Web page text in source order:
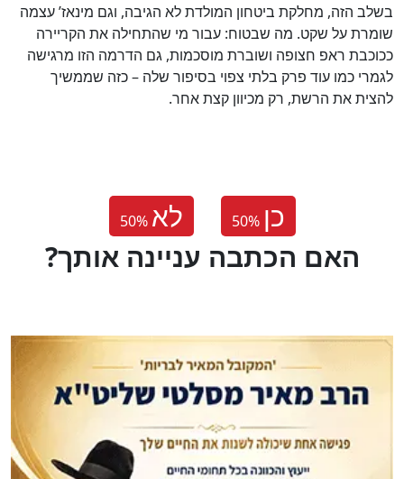
בשלב הזה, מחלקת ביטחון המולדת לא הגיבה, וגם מינאז’ עצמה
שומרת על שקט. מה שבטוח: עבור מי שהתחילה את הקריירה
ככוכבת ראפ חצופה ושוברת מוסכמות, גם הדרמה הזו מרגישה
לגמרי כמו עוד פרק בלתי צפוי בסיפור שלה – כזה שממשיך
להצית את הרשת, רק מכיוון קצת אחר.
50% לא 50% כן
?האם הכתבה עניינה אותך